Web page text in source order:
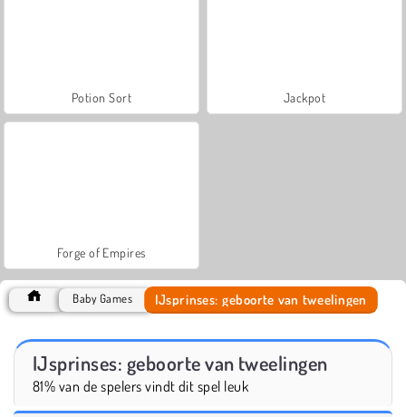
Potion Sort Jackpot
Forge of Empires
Baby Games IJsprinses: geboorte van tweelingen
IJsprinses: geboorte van tweelingen
81% van de spelers vindt dit spel leuk